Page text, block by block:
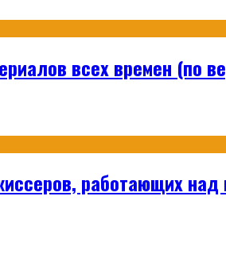
всех времен (по
работающих